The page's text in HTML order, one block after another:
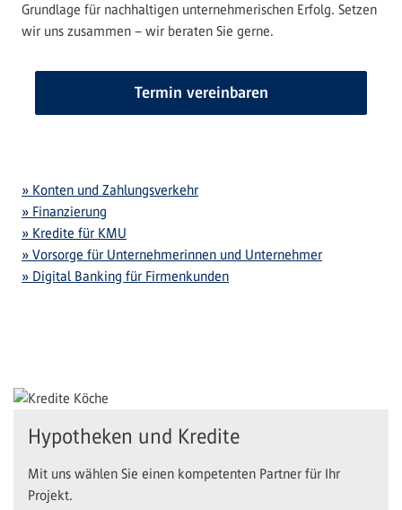
Grundlage für nachhaltigen unternehmerischen Erfolg. Setzen
wir uns zusammen – wir beraten Sie gerne.
Termin vereinbaren
» Konten und Zahlungsverkehr
» Finanzierung
» Kredite für KMU
» Vorsorge für Unternehmerinnen und Unternehmer
» Digital Banking für Firmenkunden
Hypotheken und Kredite
Mit uns wählen Sie einen kompetenten Partner für Ihr
Projekt.